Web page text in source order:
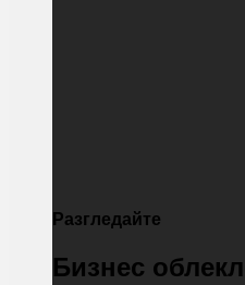
Разгледайте
Бизнес